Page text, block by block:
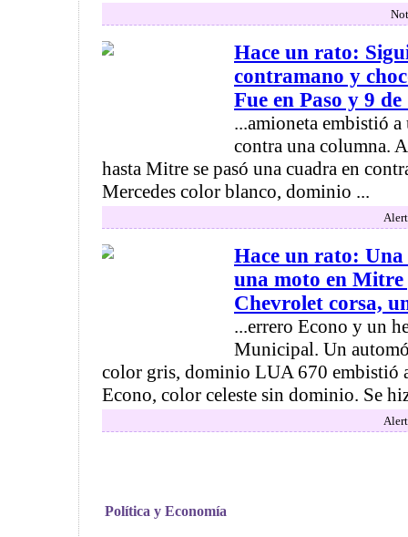
Hace un rato:
contramano y
Fue en Paso y 9
...amioneta embistió
contra una columna.
hasta Mitre se pasó una cuadra en
Mercedes color blanco, dominio ...
Hace un rato:
una moto en
Chevrolet corsa,
...errero Econo y un
Municipal. Un
color gris, dominio LUA 670 embistió
Econo, color celeste sin dominio. Se
Política y Economía